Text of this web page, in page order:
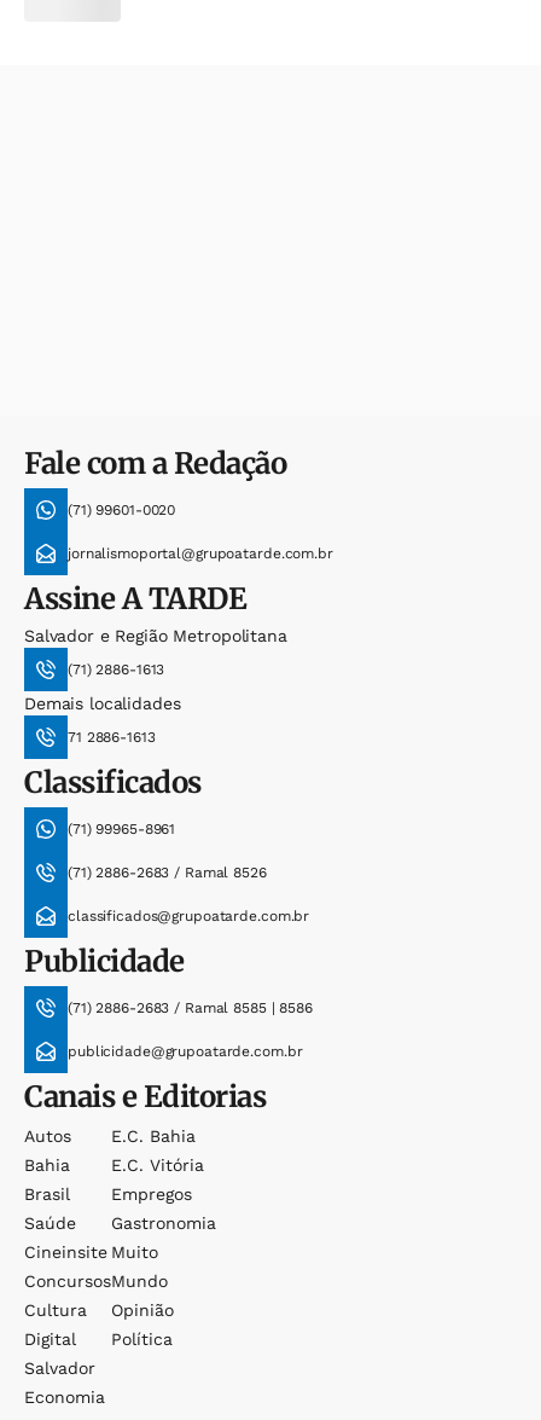
Fale com a Redação
(71) 99601-0020
jornalismoportal@grupoatarde.com.br
AssineA TARDE
Salvador e Região Metropolitana
(71) 2886-1613
Demais localidades
71 2886-1613
Classificados
(71) 99965-8961
(71) 2886-2683 / Ramal 8526
classificados@grupoatarde.com.br
Publicidade
(71) 2886-2683 / Ramal 8585 | 8586
publicidade@grupoatarde.com.br
Canais e Editorias
Autos
Bahia
Brasil
Saúde
Cineinsite
Concursos
Cultura
Digital
Salvador
Economia
E.c. Bahia
E.c. Vitória
Empregos
Gastronomia
Muito
Mundo
Opinião
Política